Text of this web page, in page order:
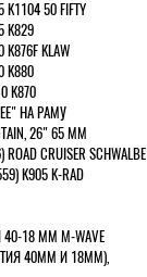
50 FIFTY
K829
KLAW
K880
K870
НА РАМУ
26" 65 ММ
CRUISER SCHWALBE
K905 K-RAD
18 ММ M-WAVE
40ММ И 18ММ),